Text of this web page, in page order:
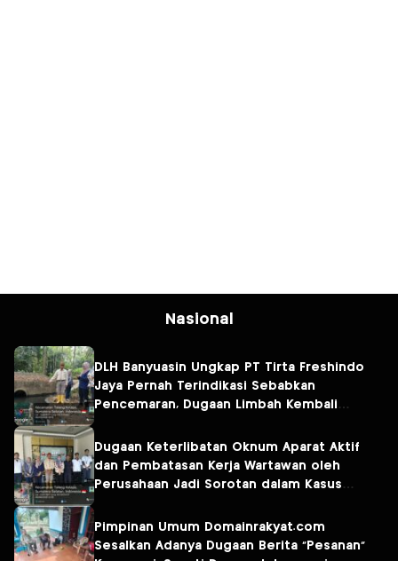
Nasional
DLH Banyuasin Ungkap PT Tirta Freshindo
Jaya Pernah Terindikasi Sebabkan
Pencemaran, Dugaan Limbah Kembali
Dugaan Keterlibatan Oknum Aparat Aktif
dan Pembatasan Kerja Wartawan oleh
Perusahaan Jadi Sorotan dalam Kasus
Fresindo Jaya
Pimpinan Umum Domainrakyat.com
Sesalkan Adanya Dugaan Berita “Pesanan”